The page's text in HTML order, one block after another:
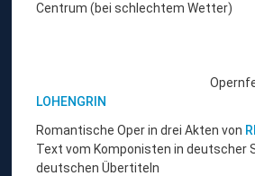
Centrum (bei schlechtem Wetter)
LOHENGRIN
Romantische Oper in drei Akten von
Text vom Komponisten in deutscher
deutschen Übertiteln